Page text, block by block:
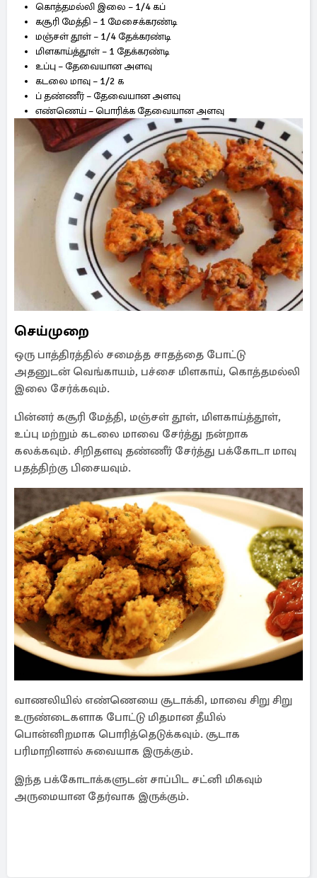
கொத்தமல்லி இலை – 1/4 கப்
கசூரி மேத்தி – 1 மேசைக்கரண்டி
மஞ்சள் தூள் – 1/4 தேக்கரண்டி
மிளகாய்த்தூள் – 1 தேக்கரண்டி
உப்பு – தேவையான அளவு
கடலை மாவு – 1/2 க
ப் தண்ணீர் – தேவையான அளவு
எண்ணெய் – பொரிக்க தேவையான அளவு
செய்முறை
ஒரு பாத்திரத்தில் சமைத்த சாதத்தை போட்டு
அதனுடன் வெங்காயம், பச்சை மிளகாய், கொத்தமல்லி
இலை சேர்க்கவும்.
பின்னர் கசூரி மேத்தி, மஞ்சள் தூள், மிளகாய்த்தூள்,
உப்பு மற்றும் கடலை மாவை சேர்த்து நன்றாக
கலக்கவும். சிறிதளவு தண்ணீர் சேர்த்து பக்கோடா மாவு
பதத்திற்கு பிசையவும்.
வாணலியில் எண்ணெயை சூடாக்கி, மாவை சிறு சிறு
உருண்டைகளாக போட்டு மிதமான தீயில்
பொன்னிறமாக பொரித்தெடுக்கவும். சூடாக
பரிமாறினால் சுவையாக இருக்கும்.
இந்த பக்கோடாக்களுடன் சாப்பிட சட்னி மிகவும்
அருமையான தேர்வாக இருக்கும்.